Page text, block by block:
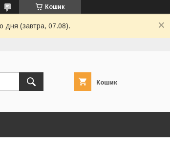
Кошик
дня (завтра, 07.08).
Кошик